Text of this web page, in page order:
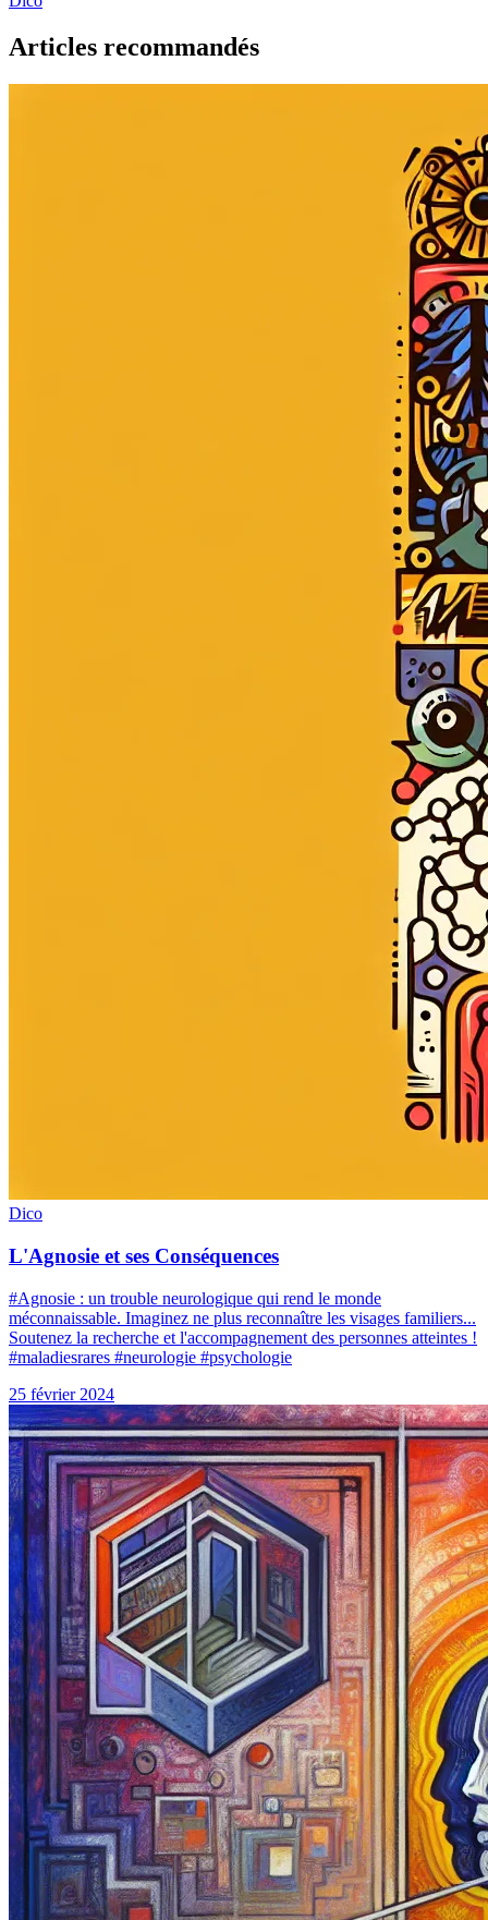
Articles recommandés
Dico
L'Agnosie et ses Conséquences
#Agnosie : un trouble neurologique qui rend le monde
méconnaissable. Imaginez ne plus reconnaître les visages familiers...
Soutenez la recherche et l'accompagnement des personnes atteintes !
#maladiesrares #neurologie #psychologie
25 février 2024